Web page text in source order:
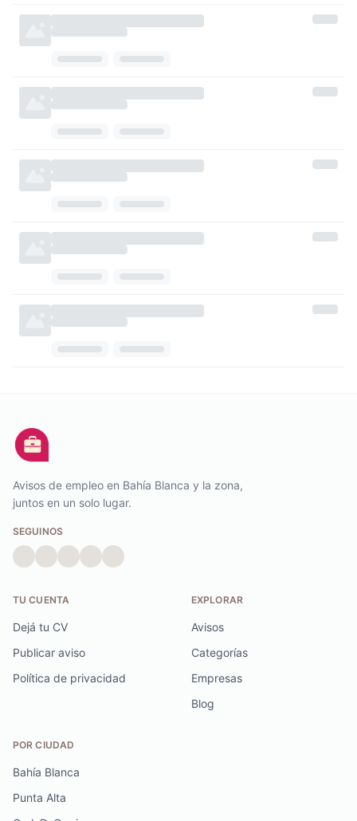
Avisos de empleo en Bahía Blanca y la zona,
juntos en un solo lugar.
SEGUINOS
TU CUENTA
Dejá tu CV
Publicar aviso
Política de privacidad
EXPLORAR
Avisos
Categorías
Empresas
Blog
POR CIUDAD
Bahía Blanca
Punta Alta